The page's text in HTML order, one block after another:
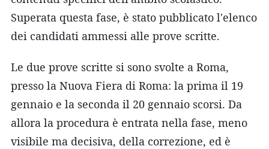
Superata questa fase, è stato pubblicato l'elenco
dei candidati ammessi alle prove scritte.
Le due prove scritte si sono svolte a Roma,
presso la Nuova Fiera di Roma: la prima il 19
gennaio e la seconda il 20 gennaio scorsi. Da
allora la procedura è entrata nella fase, meno
visibile ma decisiva, della correzione, ed è